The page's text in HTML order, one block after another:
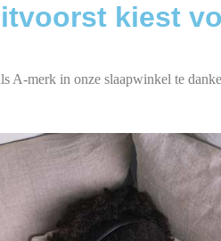
kiest
A-merk in onze slaapwinkel te